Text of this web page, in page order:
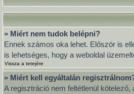
» Miért nem tudok belépni?
Ennek számos oka lehet. Először is
is lehetséges, hogy a weboldal
Vissza a tetejére
» Miért kell egyáltalán
A regisztráció nem feltétlenül